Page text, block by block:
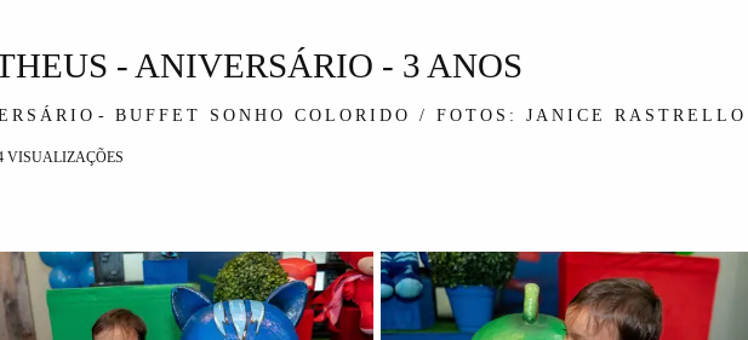
BUFFET SONHO COLORIDO / FOTOS: JANICE RASTRELLO
- ANIVERSÁRIO - 3 ANOS
VISUALIZAÇÕES